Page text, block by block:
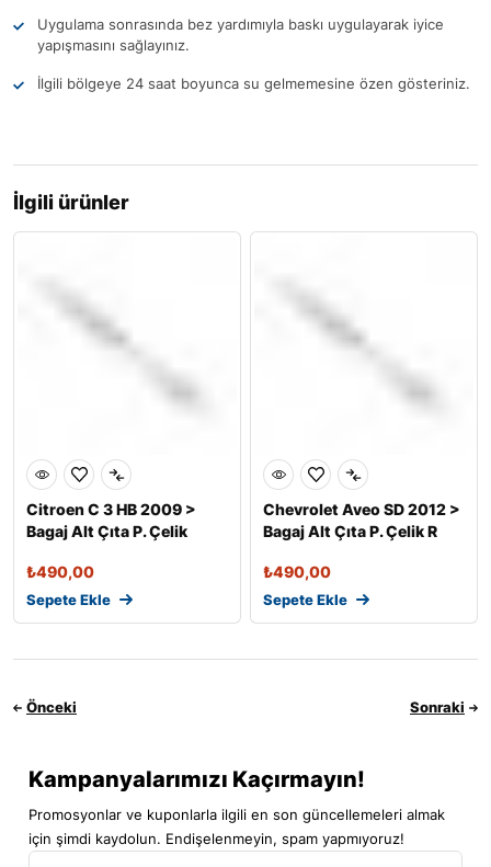
Uygulama sonrasında bez yardımıyla baskı uygulayarak iyice
yapışmasını sağlayınız.
İlgili bölgeye 24 saat boyunca su gelmemesine özen gösteriniz.
İlgili ürünler
Citroen C 3 HB 2009 >
Bagaj Alt Çıta P. Çelik
₺490,00
Sepete Ekle
Chevrolet Aveo SD 2012 >
Bagaj Alt Çıta P. Çelik R
₺490,00
Sepete Ekle
Önceki Sonraki
Kampanyalarımızı Kaçırmayın!
Promosyonlar ve kuponlarla ilgili en son güncellemeleri almak
için şimdi kaydolun. Endişelenmeyin, spam yapmıyoruz!